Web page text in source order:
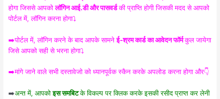
होगा जिससे आपकोलॉगिन आई.डी और पासवर्डकी प्राप्ति होगी जिसकी मदद से आपको
पोर्टल में, लॉगिन करना होगा⤵️
➡️पोर्टल में, लॉगिन करने के बाद आपके सामनेई-श्रम कार्ड का आवेदन फॉर्मकुल जायेगा
जिसे आपको सही से भरना होगा⤵️
➡️मांगे जाने वाले सभी दस्तावेजो को ध्यानपूर्वक स्कैन करके अपलोड करना होगा और👇
➡️अन्त में, आपकोइस समबिटके विकल्प पर क्लिक करके इसकी रसीद प्राप्त कर लेनी